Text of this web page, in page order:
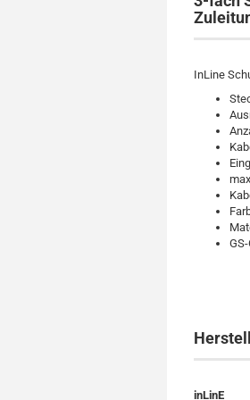
InLine
inLinE